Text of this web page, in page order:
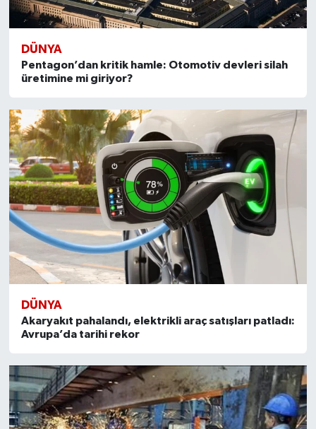
DÜNYA
Pentagon’dan kritik hamle: Otomotiv devleri silah
üretimine mi giriyor?
DÜNYA
Akaryakıt pahalandı, elektrikli araç satışları patladı:
Avrupa’da tarihi rekor